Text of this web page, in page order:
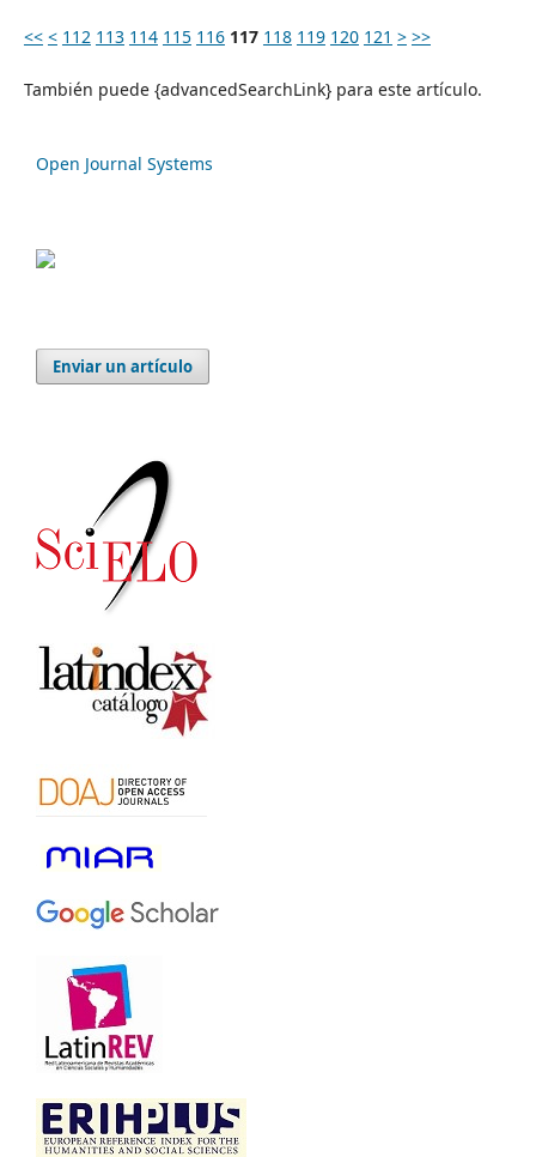
<< < 112 113 114 115 116 117 118 119 120 121 > >>
También puede {advancedSearchLink} para este artículo.
Open Journal Systems
Enviar un artículo